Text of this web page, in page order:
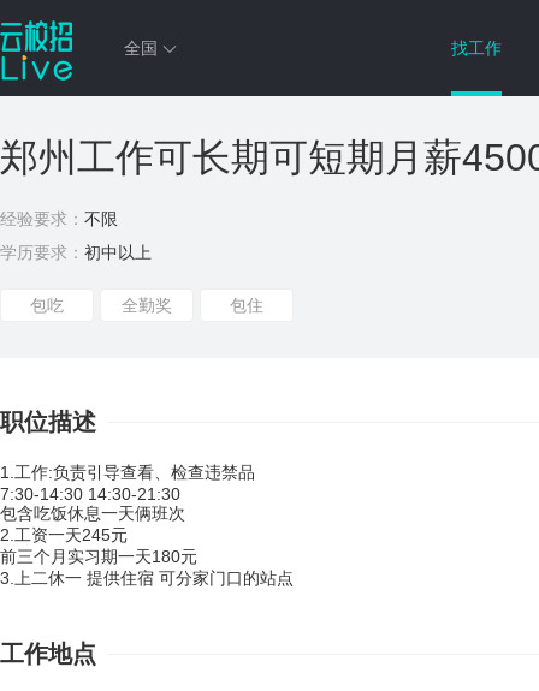
全国 找工作
郑州工作可长期可短期月薪
经验要求： 不限
学历要求： 初中以上
包吃 全勤奖 包住
职位描述
1.工作:负责引导查看、检查违禁品
7:30-14:30 14:30-21:30
包含吃饭休息一天俩班次
2.工资一天245元
前三个月实习期一天180元
3.上二休一 提供住宿 可分家门口的站点
工作地点